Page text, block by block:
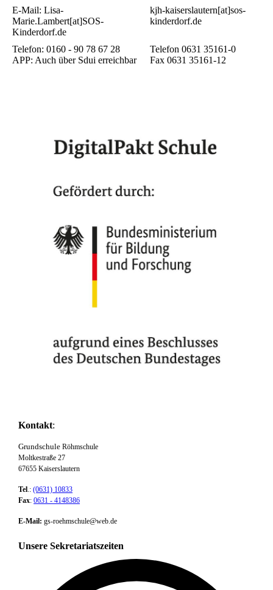
E-Mail: Lisa-
Marie.Lambert[at]SOS-
Kinderdorf.de
kjh-kaiserslautern[at]sos-
kinderdorf.de
Telefon: 0160 - 90 78 67 28
APP: Auch über Sdui erreichbar
Telefon 0631 35161-0
Fax 0631 35161-12
Kontakt:
Grundschule Röhmschule
Moltkestraße 27
67655 Kaiserslautern
Tel .: (0631) 10833
Fax: 0631 - 4148386
E-Mail: gs-roehmschule@web.de
Unsere Sekretariatszeiten